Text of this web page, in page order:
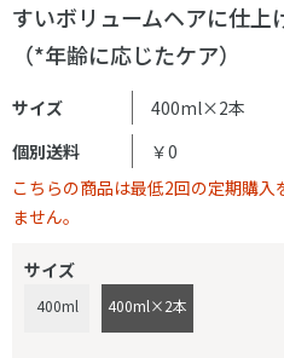
サイズ
400ml×2本
個別送料
￥0
こちらの商品は最低2回の定期購
ません。
サイズ
400ml 400ml×2本
すいボリュームヘアに仕上
（*年齢に応じたケア）